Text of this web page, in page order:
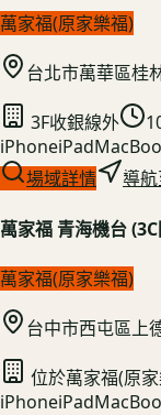
萬家福(原家樂福)
台北市萬華區桂
3F收銀線外
iPhoneiPad
場域詳情
導
萬家福 青海機台
萬家福(原家樂福)
台中市西屯區上
位於萬家福(原
iPhoneiPad